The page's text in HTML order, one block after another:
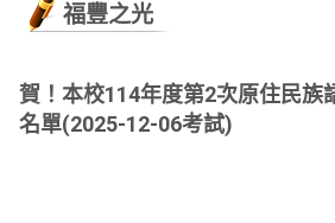
福豐之光
賀！本校114年度第2次原住民族
名單(2025-12-06考試)